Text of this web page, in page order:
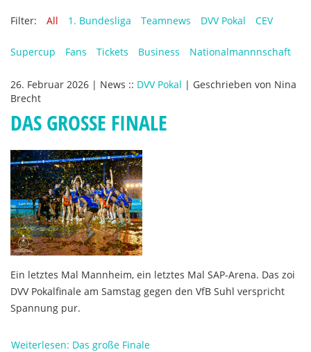
Filter: All 1. Bundesliga Teamnews DVV Pokal CEV
Supercup Fans Tickets Business Nationalmannnschaft
26. Februar 2026 | News :: DVV Pokal | Geschrieben von Nina
Brecht
DAS GROSSE FINALE
Ein letztes Mal Mannheim, ein letztes Mal SAP-Arena. Das zoi
DVV Pokalfinale am Samstag gegen den VfB Suhl verspricht
Spannung pur.
Weiterlesen: Das große Finale